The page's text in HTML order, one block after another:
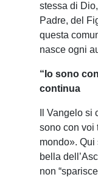
stessa di
Padre, del
questa
nasce ogni
“Io sono
continua
Il Vangelo
sono con voi
mondo». Qui
bella
non